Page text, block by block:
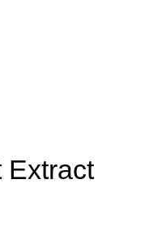
Extract